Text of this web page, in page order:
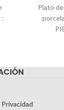
:
Plato